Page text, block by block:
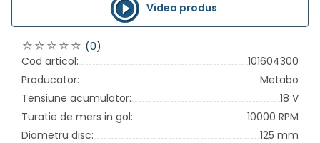
Video produs
(0)
Cod articol:
101604300
Producator:
Metabo
Tensiune acumulator:
18 V
Turatie de mers in gol:
10000 RPM
Diametru disc:
125 mm